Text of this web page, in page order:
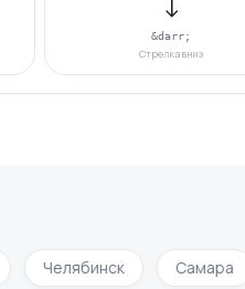
&darr;
Стрелка вниз
Челябинск Самара